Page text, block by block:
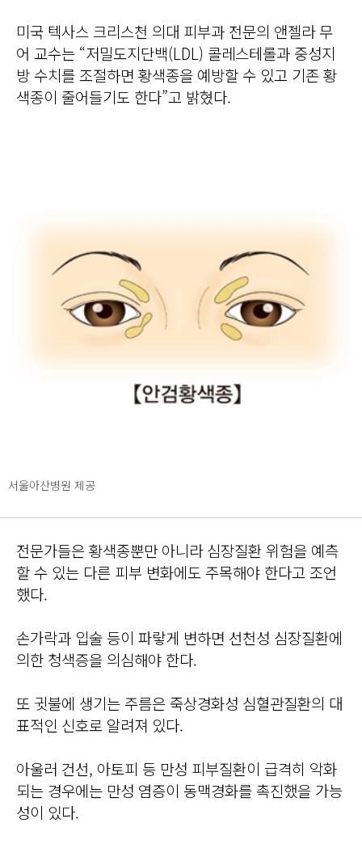
미국 텍사스 크리스천 의대 피부과 전문의 앤젤라 무
어 교수는 “저밀도지단백(LDL) 콜레스테롤과 중성지
방 수치를 조절하면 황색종을 예방할 수 있고 기존 황
색종이 줄어들기도 한다”고 밝혔다.
서울아산병원 제공
전문가들은 황색종뿐만 아니라 심장질환 위험을 예측
할 수 있는 다른 피부 변화에도 주목해야 한다고 조언
했다.
손가락과 입술 등이 파랗게 변하면 선천성 심장질환에
의한 청색증을 의심해야 한다.
또 귓불에 생기는 주름은 죽상경화성 심혈관질환의 대
표적인 신호로 알려져 있다.
아울러 건선, 아토피 등 만성 피부질환이 급격히 악화
되는 경우에는 만성 염증이 동맥경화를 촉진했을 가능
성이 있다.